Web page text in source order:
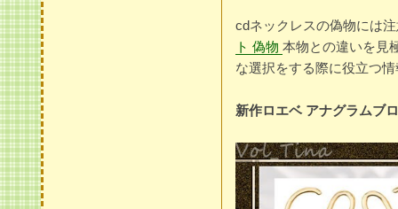
cdネックレスの偽物には
ト 偽物 本物との違いを見
な選択をする際に役立つ
新作ロエベ アナグラムブ